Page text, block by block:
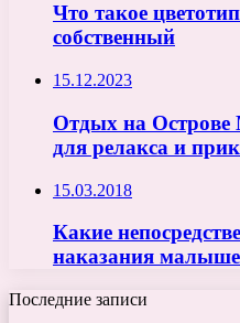
Что такое
собственный
15.12.2023
Отдых на Острове
для релакса и
15.03.2018
Какие
наказания
Последние записи